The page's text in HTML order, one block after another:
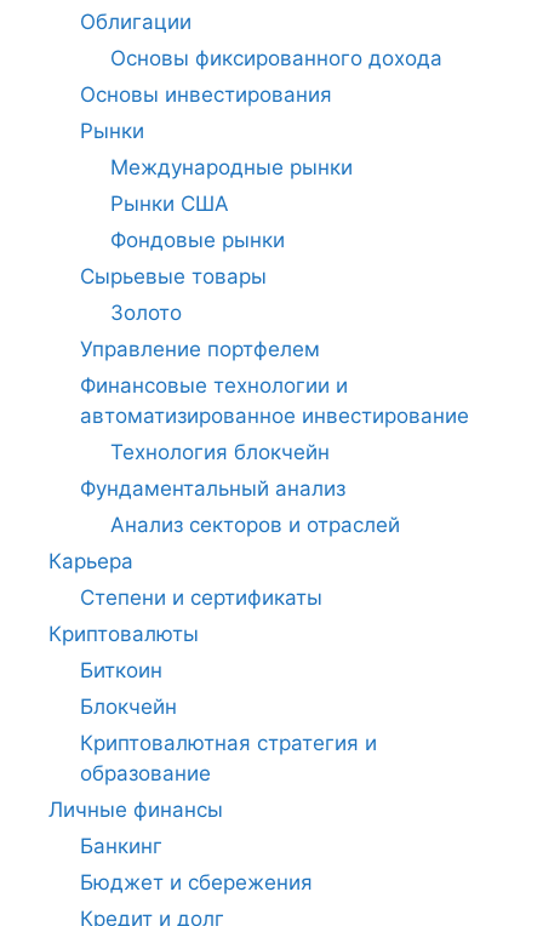
Облигации
Основы фиксированного дохода
Основы инвестирования
Рынки
Международные рынки
Рынки США
Фондовые рынки
Сырьевые товары
Золото
Управление портфелем
Финансовые технологии и
автоматизированное инвестирование
Технология блокчейн
Фундаментальный анализ
Анализ секторов и отраслей
Карьера
Степени и сертификаты
Криптовалюты
Биткоин
Блокчейн
Криптовалютная стратегия и
образование
Личные финансы
Банкинг
Бюджет и сбережения
Кредит и долг